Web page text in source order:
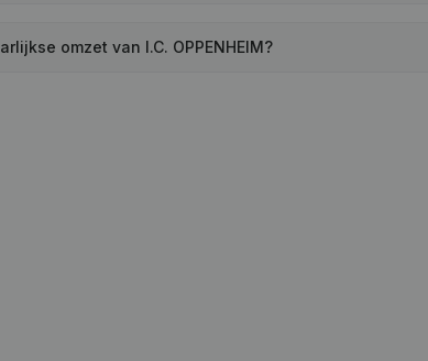
omzet van I.C. OPPENHEIM?